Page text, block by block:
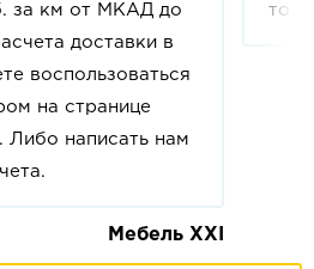
за км от МКАД до
доставки в
воспользоваться
на странице
. Либо написать нам
Мебель XXI